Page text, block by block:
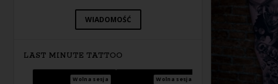
WIADOMOŚĆ
LAST MINUTE TATTOO
Wolna sesja Wolna sesja